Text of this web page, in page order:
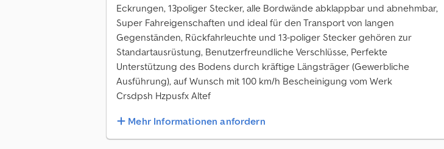
Eckrungen, 13poliger Stecker, alle Bordwände abklappbar und abnehmbar,
Super Fahreigenschaften und ideal für den Transport von langen
Gegenständen, Rückfahrleuchte und 13-poliger Stecker gehören zur
Standartausrüstung, Benutzerfreundliche Verschlüsse, Perfekte
Unterstützung des Bodens durch kräftige Längsträger (Gewerbliche
Ausführung), auf Wunsch mit 100 km/h Bescheinigung vom Werk
Crsdpsh Hzpusfx Altef
Mehr Informationen anfordern